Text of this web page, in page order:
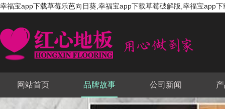
幸福宝app下载草莓乐芭向日葵,幸福宝app下载草莓破解版,幸福宝app
网站首页 品牌故事 公司新闻